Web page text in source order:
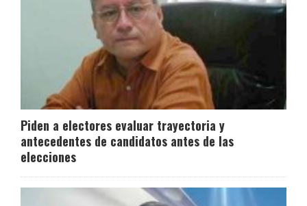
Piden a electores evaluar trayectoria y
antecedentes de candidatos antes de las
elecciones